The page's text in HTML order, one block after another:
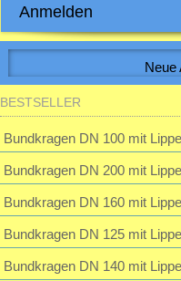
Anmelden
E-Mail-Adresse:
Passwort:
Passwort vergessen?
Neue
Muffe f. Erdwärmetauscherrohr inkl.
BESTSELLER
Bundkragen DN 100 mit
Bundkragen DN 200 mit
Bundkragen DN 160 mit
Bundkragen DN 125 mit
Bundkragen DN 140 mit